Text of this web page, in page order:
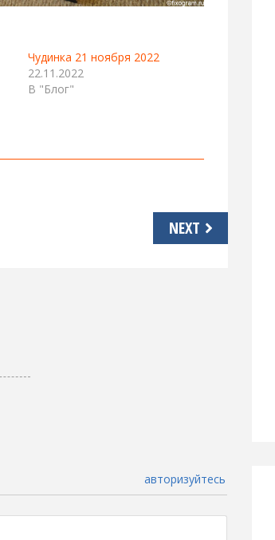
Чудинка 21 ноября 2022
22.11.2022
В "Блог"
NEXT
авторизуйтесь